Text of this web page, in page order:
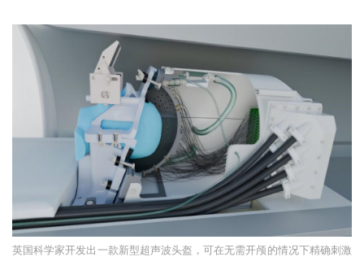
英国科学家开发出一款新型超声波头盔，可在无需开颅的情况下精确刺激